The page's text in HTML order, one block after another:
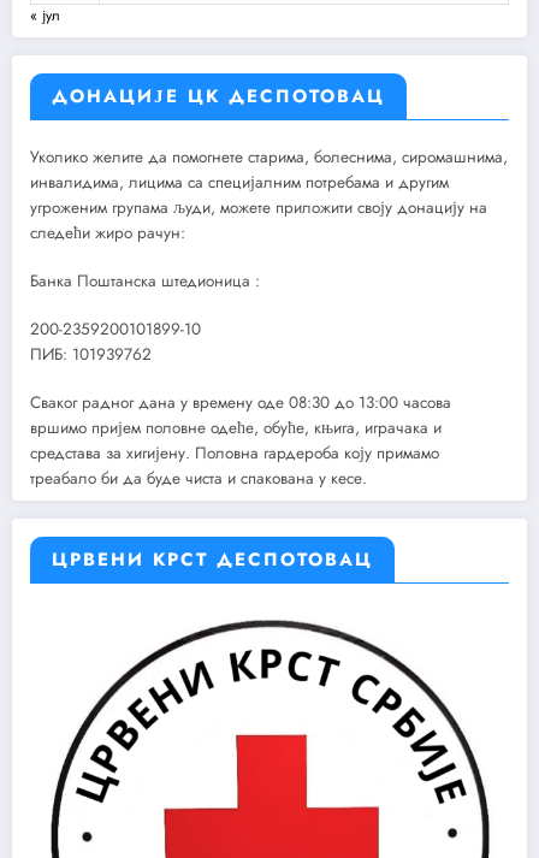
« јул
ДОНАЦИЈЕ ЦК ДЕСПОТОВАЦ
Уколико желите да помогнете старима, болеснима, сиромашнима,
инвалидима, лицима са специјалним потребама и другим
угроженим групама људи, можете приложити своју донацију на
следећи жиро рачун:
Банка Поштанска штедионица :
200-2359200101899-10
ПИБ: 101939762
Сваког радног дана у времену оде 08:30 до 13:00 часова
вршимо пријем половне одеће, обуће, књига, играчака и
средстава за хигијену. Половна гардероба коју примамо
треабало би да буде чиста и спакована у кесе.
ЦРВЕНИ КРСТ ДЕСПОТОВАЦ